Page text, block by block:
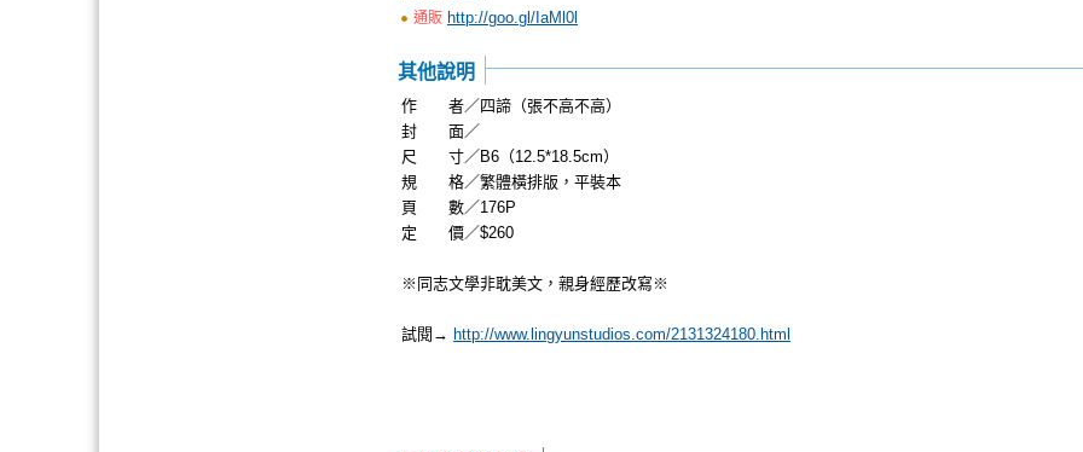
通販 http://goo.gl/IaMl0l
其他說明
作 者／四諦（張不高不高）
封 面／
尺 寸／B6（12.5*18.5cm）
規 格／繁體橫排版，平裝本
頁 數／176P
定 價／$260
※同志文學非耽美文，親身經歷改寫※
試閱→ http://www.lingyunstudios.com/2131324180.html